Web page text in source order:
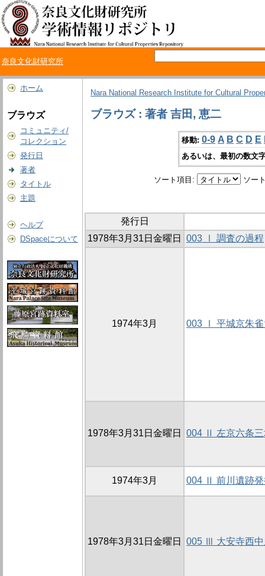
奈良文化財研究所
ホーム
ブラウズ
コミュニティ/
コレクション
発行日
著者
タイトル
主題
ヘルプ
DSpaceについて
Nara National Research Institute for Cultural
ブラウズ : 著者 吉田, 恵二
移動: 0-9 A B C D E
あるいは、最初の数文
ソート項目: ソー
発行日
1978年3月31日金曜日
003 Ⅰ 調査の過程
1974年3月 003 Ⅰ 平城京朱
1978年3月31日金曜日 004 Ⅱ 左京六条三
1974年3月 004 Ⅱ 前川遺跡発
1978年3月31日金曜日 005 Ⅲ 大安寺西